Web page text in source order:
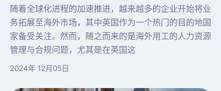
随着全球化进程的加速推进，越来越多的企业开始将业
务拓展至海外市场，其中英国作为一个热门的目的地国
家备受关注。然而，随之而来的是海外用工的人力资源
管理与合规问题，尤其是在英国这
2024年 12月05日